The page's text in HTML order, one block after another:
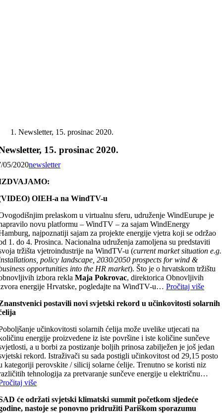
Newsletter, 15. prosinac 2020.
15. prosinac 2020.
05/2020newsletter
OIEH-a na WindTV-u
prelaskom u virtualnu sferu, udruženje WindEurupe je
novu platformu – WindTV – za sajam WindEnergy
najpoznatiji sajam za projekte energije vjetra koji se održao
1. do 4. Prosinca. Nacionalna udruženja zamoljena su predstaviti
tržišta vjetroindustrije na WindTV-u (current market situation e.g.
policy landscape, 2030/2050 prospects for wind &
opportunities into the HR market). Što je o hrvatskom tržištu
izbora reklaMaja Pokrovac, direktorica Obnovljivih
energije Hrvatske, pogledajte na WindTV-u…Pročitaj više
postavili novi svjetski rekord u učinkovitosti solarnih
učinkovitosti solarnih ćelija može uvelike utjecati na
energije proizvedene iz iste površine i iste količine sunčeve
a u borbi za postizanje boljih prinosa zabilježen je još jedan
rekord. Istraživači su sada postigli učinkovitost od 29,15 posto
kategoriji perovskite / silicij solarne ćelije. Trenutno se koristi niz
tehnologija za pretvaranje sunčeve energije u električnu…
više
će održati svjetski klimatski summit početkom sljedeće
nastoje se ponovno pridružiti Pariškom sporazumu